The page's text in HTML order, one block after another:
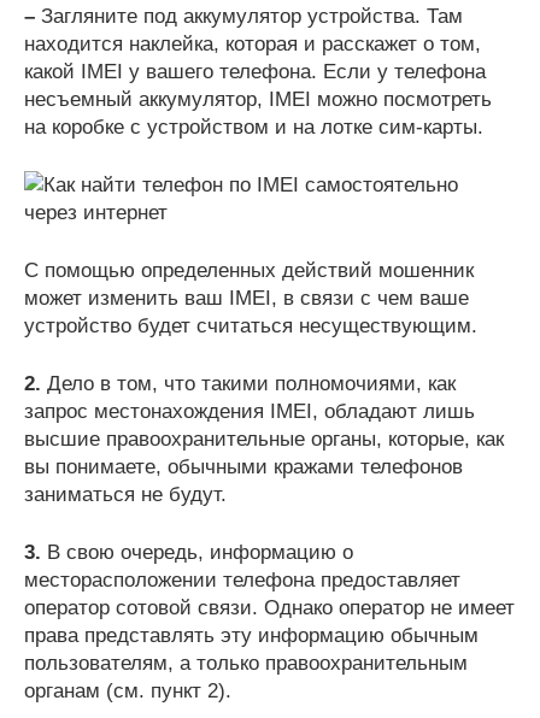
– Загляните под аккумулятор устройства. Там
находится наклейка, которая и расскажет о том,
какой IMEI у вашего телефона. Если у телефона
несъемный аккумулятор, IMEI можно посмотреть
на коробке с устройством и на лотке сим-карты.
С помощью определенных действий мошенник
может изменить ваш IMEI, в связи с чем ваше
устройство будет считаться несуществующим.
2. Дело в том, что такими полномочиями, как
запрос местонахождения IMEI, обладают лишь
высшие правоохранительные органы, которые, как
вы понимаете, обычными кражами телефонов
заниматься не будут.
3. В свою очередь, информацию о
месторасположении телефона предоставляет
оператор сотовой связи. Однако оператор не имеет
права представлять эту информацию обычным
пользователям, а только правоохранительным
органам (см. пункт 2).